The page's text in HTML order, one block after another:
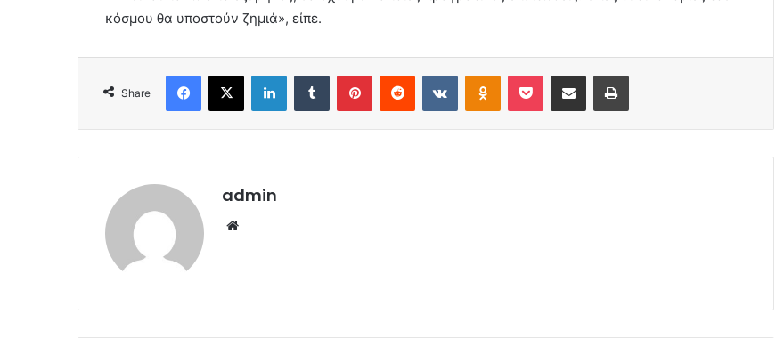
κόσμου θα υποστούν ζημιά», είπε.
Share
Facebook
X LinkedInTumblr PinterestReddit VKontakteOdnoklassniki
Pocket Share via Email Print
admin